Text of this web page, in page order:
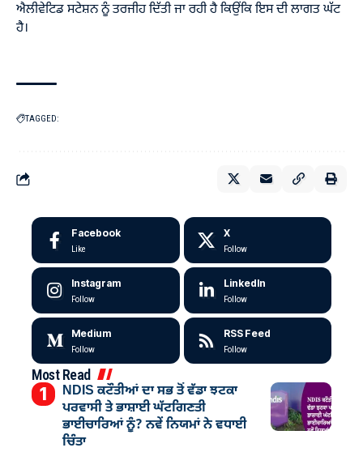
ਐਲੀਵੇਟਿਡ ਸਟੇਸ਼ਨ ਨੂੰ ਤਰਜੀਹ ਦਿੱਤੀ ਜਾ ਰਹੀ ਹੈ ਕਿਉਂਕਿ ਇਸ ਦੀ ਲਾਗਤ ਘੱਟ
ਹੈ।
TAGGED:
Facebook
Like
X
Follow
Instagram
Follow
LinkedIn
Follow
Medium
Follow
RSS Feed
Follow
Most Read
NDIS ਕਟੌਤੀਆਂ ਦਾ ਸਭ ਤੋਂ ਵੱਡਾ ਝਟਕਾ
ਪਰਵਾਸੀ ਤੇ ਭਾਸ਼ਾਈ ਘੱਟਗਿਣਤੀ
ਭਾਈਚਾਰਿਆਂ ਨੂੰ? ਨਵੇਂ ਨਿਯਮਾਂ ਨੇ ਵਧਾਈ
ਚਿੰਤਾ